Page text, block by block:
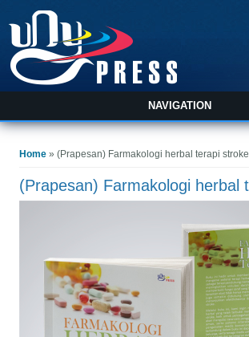
NAVIGATION
Home » (Prapesan) Farmakologi herbal terapi stroke
(Prapesan) Farmakologi herbal